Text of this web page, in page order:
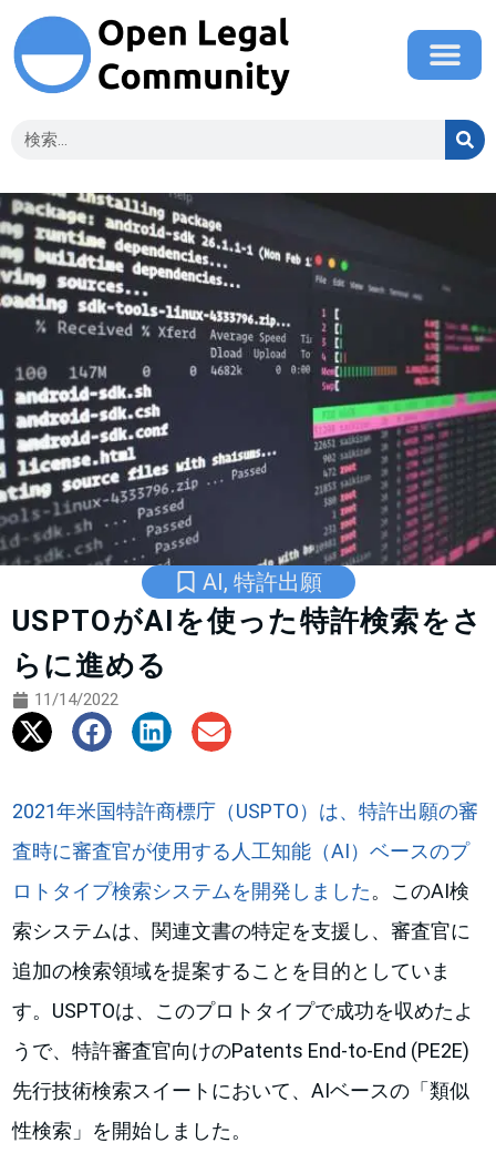
AI, 特許出願
USPTOがAIを使った特許検索をさ
らに進める
11/14/2022
2021年米国特許商標庁（USPTO）は、特許出願の審
査時に審査官が使用する人工知能（AI）ベースのプ
ロトタイプ検索システムを開発しました。このAI検
索システムは、関連文書の特定を支援し、審査官に
追加の検索領域を提案することを目的としていま
す。USPTOは、このプロトタイプで成功を収めたよ
うで、特許審査官向けのPatents End-to-End (PE2E)
先行技術検索スイートにおいて、AIベースの「類似
性検索」を開始しました。